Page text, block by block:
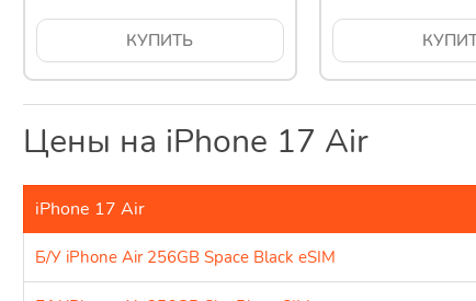
КУПИТЬ
Цены на iPhone 17 Air
iPhone 17 Air
Б/У iPhone Air 256GB Space Black eSIM